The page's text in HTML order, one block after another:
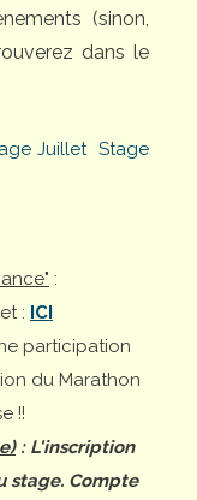
(sinon,
dans le
Juillet Stage
:
: ICI
participation
du Marathon
!!
: L'inscription
stage. Compte